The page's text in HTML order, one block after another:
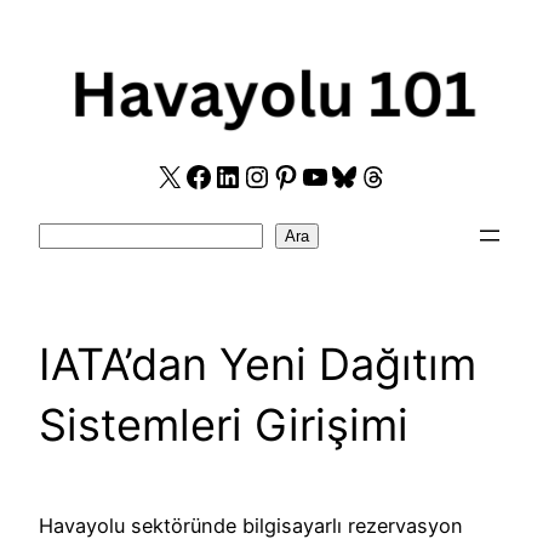
X Facebook
LinkedIn
Instagram
Pinterest
YouTube
Bluesky
Threads
Ara
IATA’dan Yeni Dağıtım
Sistemleri Girişimi
Havayolu sektöründe bilgisayarlı rezervasyon